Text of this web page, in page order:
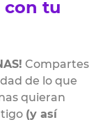
con tu
Compartes
de lo que
quieran
(y así